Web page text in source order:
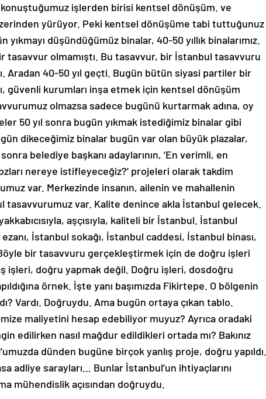
konuştuğumuz işlerden birisi kentsel dönüşüm. ve
yürüyor. Peki kentsel dönüşüme tabi tuttuğunuz
düşündüğümüz binalar, 40-50 yıllık binalarımız.
tasavvur olmamıştı. Bu tasavvur, bir İstanbul tasavvuru
Aradan 40-50 yıl geçti. Bugün bütün siyasi partiler bir
güvenli kurumları inşa etmek için kentsel dönüşüm
olmazsa sadece bugünü kurtarmak adına, oy
50 yıl sonra bugün yıkmak istediğimiz binalar gibi
dikeceğimiz binalar bugün var olan büyük plazalar,
belediye başkanı adaylarının, ‘En verimli, en
nereye istifleyeceğiz?’ projeleri olarak takdim
var. Merkezinde insanın, ailenin ve mahallenin
tasavvurumuz var. Kalite denince akla İstanbul gelecek.
aşçısıyla, kaliteli bir İstanbul. İstanbul
İstanbul sokağı, İstanbul caddesi, İstanbul binası,
bir tasavvuru gerçekleştirmek için de doğru işleri
işleri, doğru yapmak değil. Doğru işleri, dosdoğru
örnek. İşte yanı başımızda Fikirtepe. O bölgenin
Vardı. Doğruydu. Ama bugün ortaya çıkan tablo.
maliyetini hesap edebiliyor muyuz? Ayrıca oradaki
edilirken nasıl mağdur edildikleri ortada mı? Bakınız
dünden bugüne birçok yanlış proje, doğru yapıldı.
adliye sarayları… Bunlar İstanbul’un ihtiyaçlarını
mühendislik açısından doğruydu.